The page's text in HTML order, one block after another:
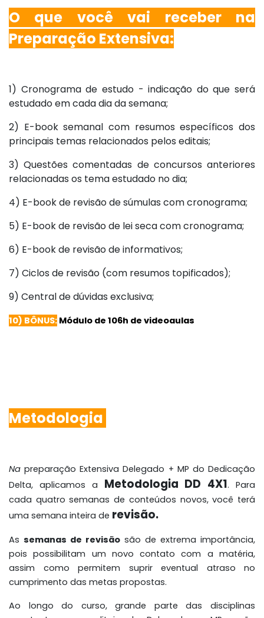
O que você vai receber na
Preparação Extensiva:
1) Cronograma de estudo - indicação do que será
estudado em cada dia da semana;
2) E-book semanal com resumos específicos dos
principais temas relacionados pelos editais;
3) Questões comentadas de concursos anteriores
relacionadas os tema estudado no dia;
4) E-book de revisão de súmulas com cronograma;
5) E-book de revisão de lei seca com cronograma;
6) E-book de revisão de informativos;
7) Ciclos de revisão (com resumos topificados);
9) Central de dúvidas exclusiva;
10) BÔNUS: Módulo de 106h de videoaulas
Metodologia
Napreparação Extensiva Delegado + MP do Dedicação
Delta, aplicamos a Metodologia DD 4X1. Para
cada quatro semanas de conteúdos novos, você terá
uma semana inteira de revisão.
As semanas de revisão são de extrema importância,
pois possibilitam um novo contato com a matéria,
assim como permitem suprir eventual atraso no
cumprimento das metas propostas.
Ao longo do curso, grande parte das disciplinas